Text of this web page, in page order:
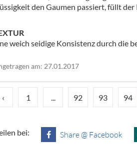
den Gaumen passiert, füllt
weich seidige Konsistenz durch die
am: 27.01.2017
‹ 1 ... 92 93 94
bei: Share @ Facebook